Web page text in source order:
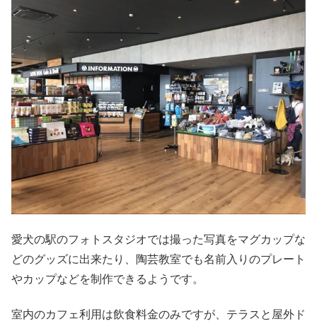
愛犬の駅のフォトスタジオでは撮った写真をマグカップな
どのグッズに出来たり、陶芸教室でも名前入りのプレート
やカップなどを制作できるようです。
室内のカフェ利用は飲食料金のみですが、テラスと屋外ド